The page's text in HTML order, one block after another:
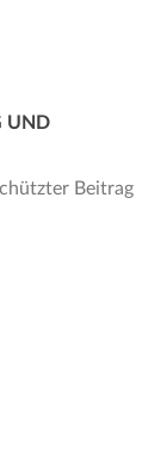
UND
Beitrag